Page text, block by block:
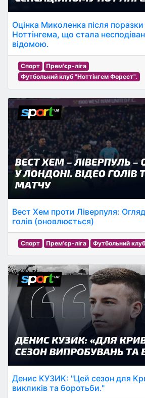
Оцінка Миколенка після поразки
Ноттінгема, що стала
відомою.
Спорт
Прем'єр-ліга
Футбольний клуб "Ноттінгем Форест".
Вест Хем проти Ліверпуля:
голів (оновлюється)
Спорт Прем'єр-ліга Футбольний
Денис КУЗИК: "Цей сезон для
викликів та боротьби."